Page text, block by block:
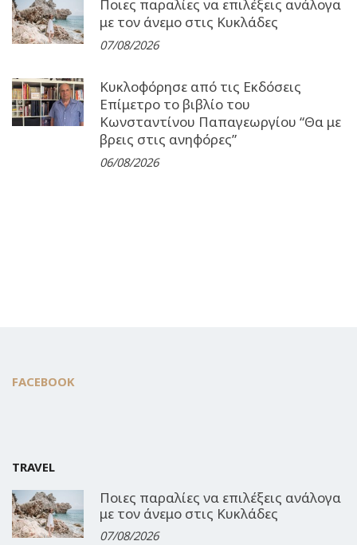
Ποιες παραλίες να επιλέξεις ανάλογα
με τον άνεμο στις Κυκλάδες
07/08/2026
Κυκλοφόρησε από τις Εκδόσεις
Επίμετρο το βιβλίο του
Κωνσταντίνου Παπαγεωργίου “Θα με
βρεις στις ανηφόρες”
06/08/2026
FACEBOOK
TRAVEL
Ποιες παραλίες να επιλέξεις ανάλογα
με τον άνεμο στις Κυκλάδες
07/08/2026